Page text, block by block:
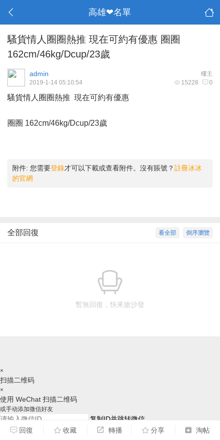
高雄❤名單
騷貨情人圈圈熱推 現在可約有優惠 圈圈
162cm/46kg/Dcup/23歲
樓主
admin
15228 0
2019-1-14 05:10:54
騷貨情人圈圈熱推 現在可約有優惠
圈圈 162cm/46kg/Dcup/23歲
附件: 您需要登錄才可以下載或查看附件。沒有賬號？註冊冰冰
的官網
倒序瀏覽
看全部
全部回復
暫無回復，快來搶沙發
回復 收藏 轉播 分享 淘帖
×
扫描二维码
×
使用 WeChat 扫描二维码
或手动添加微信好友
复制ID并跳转微信
请跳转后，手动添加好友，谢谢